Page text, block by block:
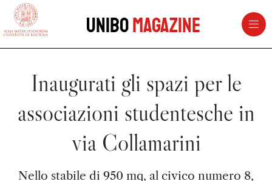
vai al contenuto della pagina
UniboMagazine
Inaugurati gli spazi per le
associazioni studentesche in
via Collamarini
Nello stabile di 950 mq, al civico numero 8,